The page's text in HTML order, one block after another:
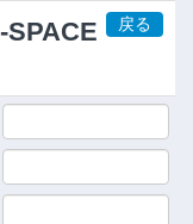
戻る
SPACE